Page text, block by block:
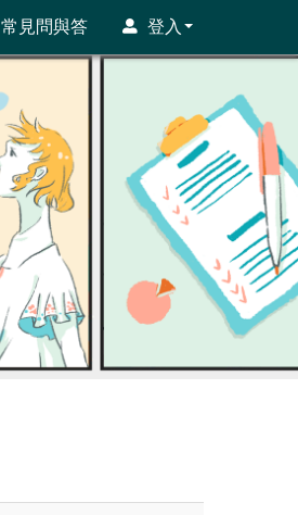
常見問與答 登入